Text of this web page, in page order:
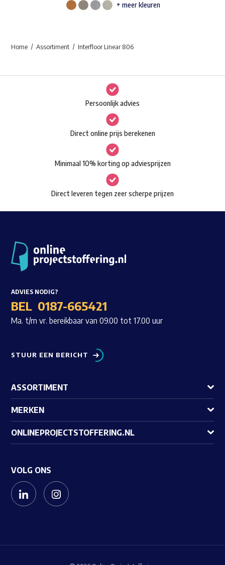
Waar ben je naar op zoek?
Deze
optie
kan
gekozen
worden
op
de
productpagina
+ meer kleuren
Home Assortiment Interfloor Linear 806
Persoonlijk advies
Direct online prijs berekenen
Minimaal 10% korting op adviesprijzen
Direct leveren tegen zeer scherpe prijzen
ADVIES NODIG?
BEL 0187-665421
Ma. t/m vr. bereikbaar van 09.00 tot 17.00 uur
STUUR EEN BERICHT
ASSORTIMENT
MERKEN
ONLINEPROJECTSTOFFERING.NL
VOLG ONS